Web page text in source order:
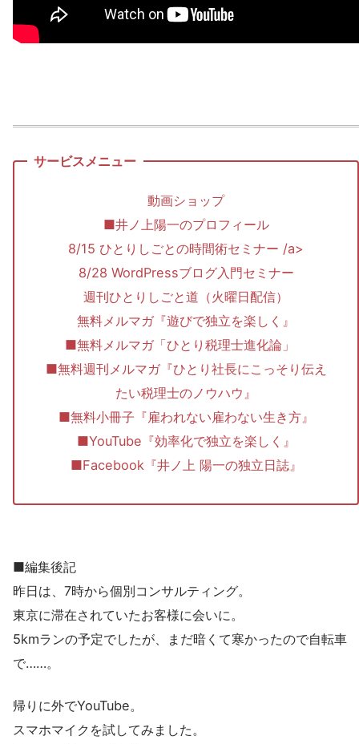
動画ショップ
■井ノ上陽一のプロフィール
8/15 ひとりしごとの時間術セミナー /a>
8/28 WordPressブログ入門セミナー
週刊ひとりしごと道（火曜日配信）
無料メルマガ『遊びで独立を楽しく』
■無料メルマガ「ひとり税理士進化論」
■無料週刊メルマガ『ひとり社長にこっそり伝え
たい税理士のノウハウ』
■無料小冊子『雇われない雇わない生き方』
■YouTube『効率化で独立を楽しく』
■Facebook『井ノ上 陽一の独立日誌』
■編集後記
昨日は、7時から個別コンサルティング。
東京に滞在されていたお客様に会いに。
5kmランの予定でしたが、まだ暗くて寒かったので自転車
で……。
帰りに外でYouTube。
スマホマイクを試してみました。